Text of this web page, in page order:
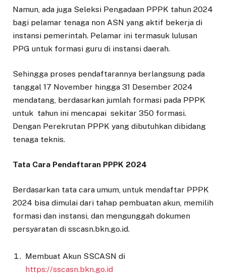
Namun, ada juga Seleksi Pengadaan PPPK tahun 2024
bagi pelamar tenaga non ASN yang aktif bekerja di
instansi pemerintah. Pelamar ini termasuk lulusan
PPG untuk formasi guru di instansi daerah.
Sehingga proses pendaftarannya berlangsung pada
tanggal 17 November hingga 31 Desember 2024
mendatang, berdasarkan jumlah formasi pada PPPK
untuk tahun ini mencapai sekitar 350 formasi.
Dengan Perekrutan PPPK yang dibutuhkan dibidang
tenaga teknis.
Tata Cara Pendaftaran PPPK 2024
Berdasarkan tata cara umum, untuk mendaftar PPPK
2024 bisa dimulai dari tahap pembuatan akun, memilih
formasi dan instansi, dan mengunggah dokumen
persyaratan di sscasn.bkn.go.id.
Membuat Akun SSCASN di
https://sscasn.bkn.go.id